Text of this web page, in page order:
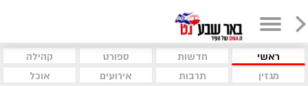
ראשי חדשות ספורט
קהילה
מגזין
תרבות אירועים
אוכל